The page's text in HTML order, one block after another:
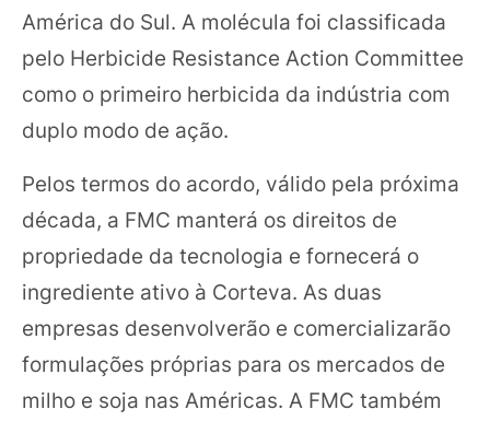
América do Sul. A molécula foi classificada
pelo Herbicide Resistance Action Committee
como o primeiro herbicida da indústria com
duplo modo de ação.
Pelos termos do acordo, válido pela próxima
década, a FMC manterá os direitos de
propriedade da tecnologia e fornecerá o
ingrediente ativo à Corteva. As duas
empresas desenvolverão e comercializarão
formulações próprias para os mercados de
milho e soja nas Américas. A FMC também